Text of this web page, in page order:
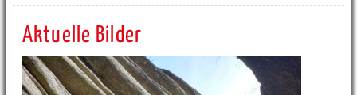
Aktuelle Bilder